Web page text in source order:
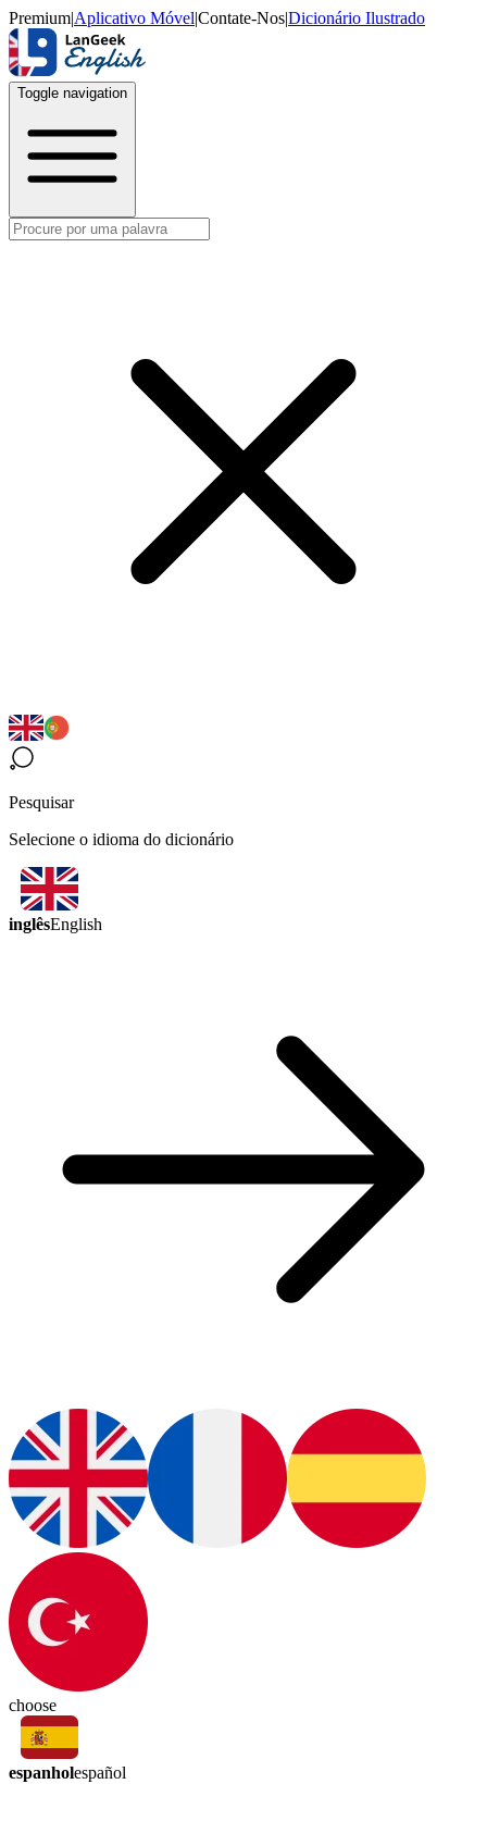
Premium|Aplicativo Móvel|Contate-Nos|Dicionário Ilustrado
Toggle navigation
Pesquisar
Selecione o idioma do dicionário
inglêsEnglish
choose
espanholespañol